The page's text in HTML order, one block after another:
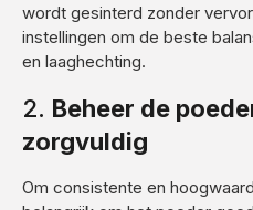
wordt gesinterd zonder
instellingen om de beste
en laaghechting.
2. Beheer de
zorgvuldig
Om consistente en